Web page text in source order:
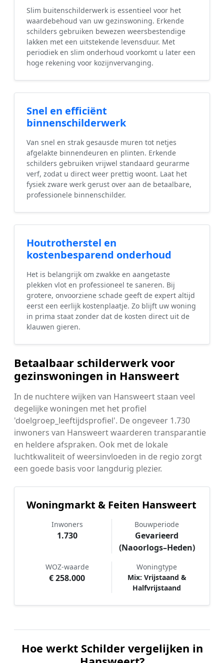
Slim buitenschilderwerk is essentieel voor het
waardebehoud van uw gezinswoning. Erkende
schilders gebruiken bewezen weersbestendige
lakken met een uitstekende levensduur. Met
periodiek en slim onderhoud voorkomt u later een
hoge rekening voor kozijnvervanging.
Snel en efficiënt
binnenschilderwerk
Van snel en strak gesausde muren tot netjes
afgelakte binnendeuren en plinten. Erkende
schilders gebruiken vrijwel standaard geurarme
verf, zodat u direct weer prettig woont. Laat het
fysiek zware werk gerust over aan de betaalbare,
professionele binnenschilder.
Houtrotherstel en
kostenbesparend onderhoud
Het is belangrijk om zwakke en aangetaste
plekken vlot en professioneel te saneren. Bij
grotere, onvoorziene schade geeft de expert altijd
eerst een eerlijk kostenplaatje. Zo blijft uw woning
in prima staat zonder dat de kosten direct uit de
klauwen gieren.
Betaalbaar schilderwerk voor
gezinswoningen in Hansweert
In de nuchtere wijken van Hansweert staan veel
degelijke woningen met het profiel
'doelgroep_leeftijdsprofiel'. De ongeveer 1.730
inwoners van Hansweert waarderen transparantie
en heldere afspraken. Ook met de lokale
luchtkwaliteit of weersinvloeden in de regio zorgt
een goede basis voor langdurig plezier.
Woningmarkt & Feiten Hansweert
Inwoners
1.730
Bouwperiode
Gevarieerd
(Naoorlogs–Heden)
WOZ-waarde
€ 258.000
Woningtype
Mix: Vrijstaand &
Halfvrijstaand
Hoe werkt Schilder vergelijken in